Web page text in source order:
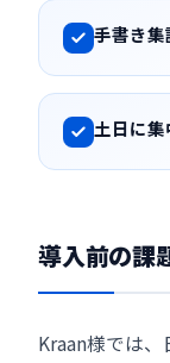
手書き
土日に
導入前の課
Kraan様では